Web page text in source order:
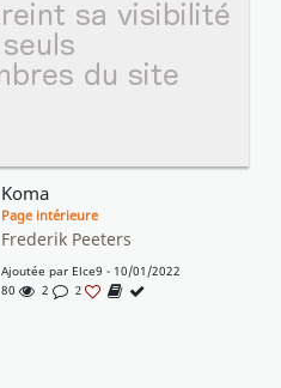
Koma
Page intérieure
Frederik Peeters
Ajoutée par Elce9 - 10/01/2022
80
2 2